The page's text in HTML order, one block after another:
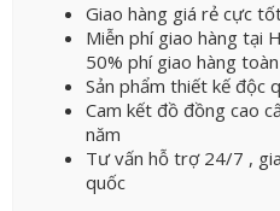
Giao hàng giá rẻ cực
Miễn phí giao hàng tại
50% phí giao hàng
Sản phẩm thiết kế độc
Cam kết đồ đồng cao
năm
Tư vấn hỗ trợ 24/7 ,
quốc